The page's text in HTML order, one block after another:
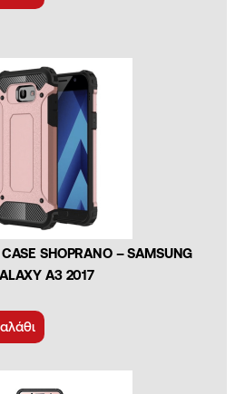
SHOPRANO – SAMSUNG
A3 2017